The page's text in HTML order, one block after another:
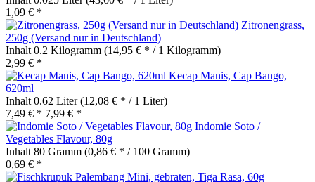
1,09 € *
Zitronengrass,
250g (Versand nur in Deutschland)
Inhalt 0.2 Kilogramm (14,95 € * / 1 Kilogramm)
2,99 € *
Kecap Manis, Cap Bango,
620ml
Inhalt 0.62 Liter(12,08 € * / 1 Liter)
7,49 € * 7,99 € *
Indomie Soto /
Vegetables Flavour, 80g
Inhalt 80 Gramm (0,86 € * / 100 Gramm)
0,69 € *